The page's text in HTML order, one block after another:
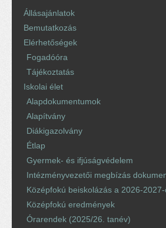
Állásajánlatok
Bemutatkozás
Elérhetőségek
Fogadóóra
Tájékoztatás
Iskolai élet
Alapdokumentumok
Alapítvány
Diákigazolvány
Étlap
Gyermek- és ifjúságvédelem
Intézményvezetői megbízás
Középfokú beiskolázás a 2026-
Középfokú eredmények
Órarendek (2025/26. tanév)